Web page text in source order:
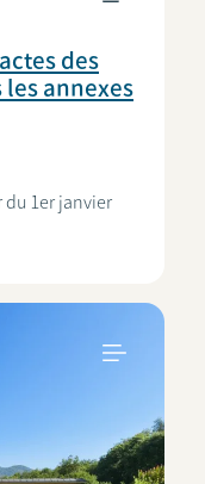
des
annexes
1er janvier